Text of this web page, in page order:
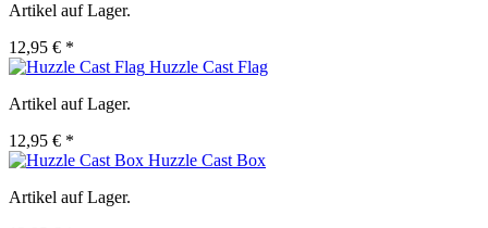
Artikel auf Lager.
12,95 € *
Huzzle Cast Flag
Artikel auf Lager.
12,95 € *
Huzzle Cast Box
Artikel auf Lager.